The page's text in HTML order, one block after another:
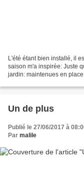
L'été étant bien installé, il
saison m'a inspirée: Juste
jardin: maintenues en
Un de plus
Publié le 27/06/2017 à
Par malile